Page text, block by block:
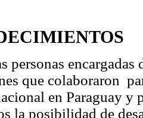
personas
que colaboraron
en Paraguay y
la posibilidad de